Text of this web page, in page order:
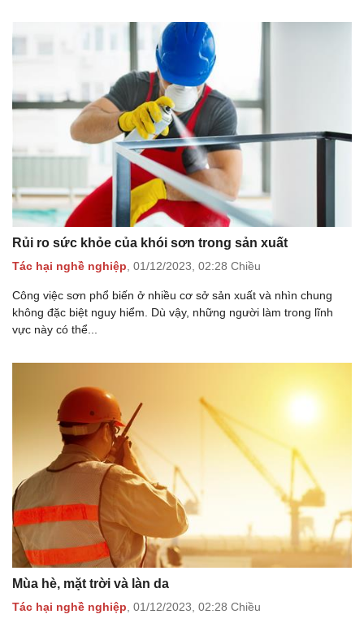
Rủi ro sức khỏe của khói sơn trong sản xuất
Tác hại nghề nghiệp, 01/12/2023, 02:28 Chiều
Công việc sơn phổ biến ở nhiều cơ sở sản xuất và nhìn chung
không đặc biệt nguy hiểm. Dù vậy, những người làm trong lĩnh
vực này có thể...
Mùa hè, mặt trời và làn da
Tác hại nghề nghiệp 01/12/2023, 02:28 Chiều